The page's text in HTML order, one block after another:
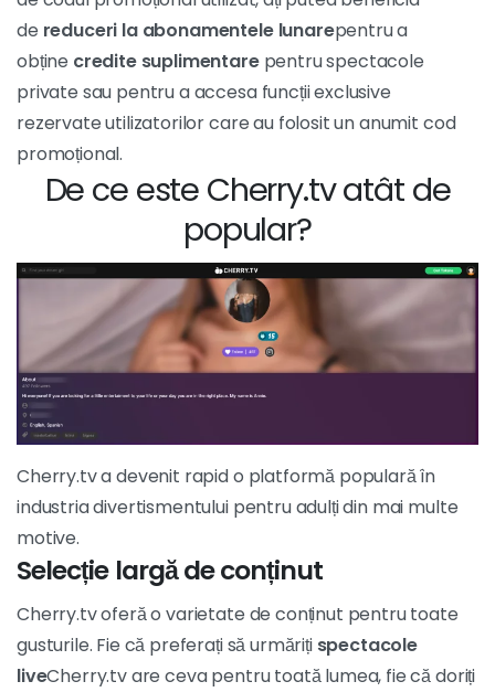
de reduceri la abonamentele lunarepentru a
obține credite suplimentare pentru spectacole
private sau pentru a accesa funcții exclusive
rezervate utilizatorilor care au folosit un anumit cod
promoțional.
De ce este Cherry.tv atât de
popular?
Cherry.tv a devenit rapid o platformă populară în
industria divertismentului pentru adulți din mai multe
motive.
Selecție largă de conținut
Cherry.tv oferă o varietate de conținut pentru toate
gusturile. Fie că preferați să urmăriți spectacole
liveCherry.tv are ceva pentru toată lumea, fie că doriți